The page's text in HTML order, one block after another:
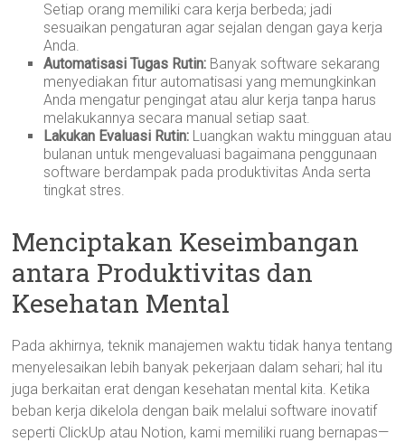
Setiap orang memiliki cara kerja berbeda; jadi
sesuaikan pengaturan agar sejalan dengan gaya kerja
Anda.
Automatisasi Tugas Rutin: Banyak software sekarang
menyediakan fitur automatisasi yang memungkinkan
Anda mengatur pengingat atau alur kerja tanpa harus
melakukannya secara manual setiap saat.
Lakukan Evaluasi Rutin: Luangkan waktu mingguan atau
bulanan untuk mengevaluasi bagaimana penggunaan
software berdampak pada produktivitas Anda serta
tingkat stres.
Menciptakan Keseimbangan
antara Produktivitas dan
Kesehatan Mental
Pada akhirnya, teknik manajemen waktu tidak hanya tentang
menyelesaikan lebih banyak pekerjaan dalam sehari; hal itu
juga berkaitan erat dengan kesehatan mental kita. Ketika
beban kerja dikelola dengan baik melalui software inovatif
seperti ClickUp atau Notion, kami memiliki ruang bernapas—